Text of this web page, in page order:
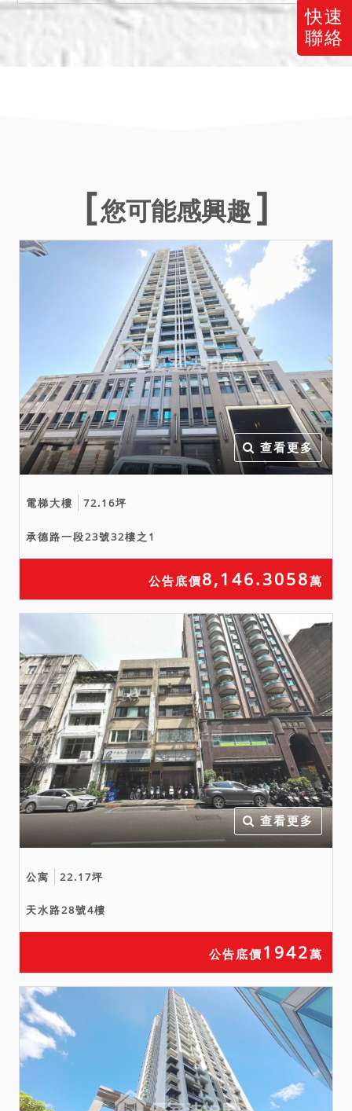
快速
聯絡
您可能感興趣
查看更多
電梯大樓 72.16坪
承德路一段23號32樓之1
公告底價8,146.3058萬
查看更多
公寓 22.17坪
天水路28號4樓
公告底價 1942萬